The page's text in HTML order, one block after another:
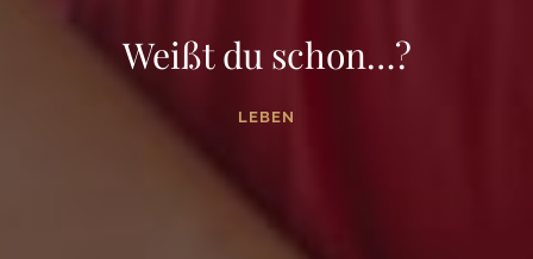
Weißt du schon…?
LEBEN